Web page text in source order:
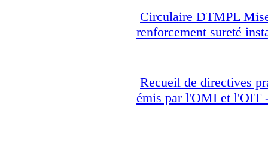
Circulaire DTMPL
renforcement sureté
Recueil de directives
émis par l'OMI et l'OIT